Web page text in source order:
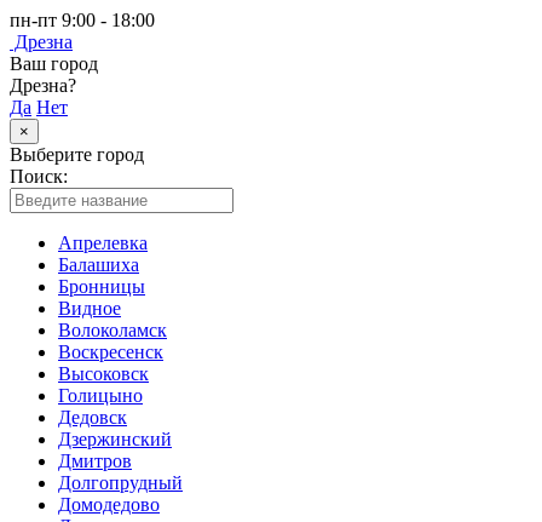
пн-пт 9:00 - 18:00
Дрезна
Ваш город
Дрезна?
Да Нет
×
Выберите город
Поиск:
Апрелевка
Балашиха
Бронницы
Видное
Волоколамск
Воскресенск
Высоковск
Голицыно
Дедовск
Дзержинский
Дмитров
Долгопрудный
Домодедово